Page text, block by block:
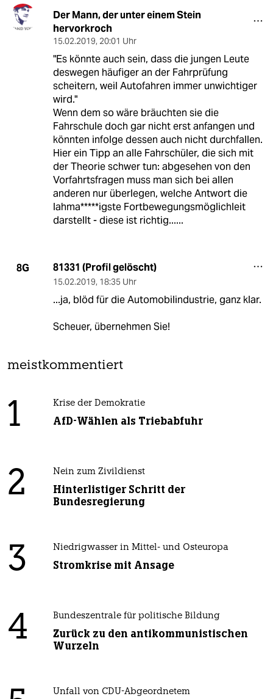
Der Mann, der unter einem Stein
hervorkroch
15.02.2019, 20:01 Uhr
"Es könnte auch sein, dass die jungen Leute
deswegen häufiger an der Fahrprüfung
scheitern, weil Autofahren immer unwichtiger
wird."
Wenn dem so wäre bräuchten sie die
Fahrschule doch gar nicht erst anfangen und
könnten infolge dessen auch nicht durchfallen.
Hier ein Tipp an alle Fahrschüler, die sich mit
der Theorie schwer tun: abgesehen von den
Vorfahrtsfragen muss man sich bei allen
anderen nur überlegen, welche Antwort die
lahma*****igste Fortbewegungsmöglichleit
darstellt - diese ist richtig......
8G 81331 (Profil gelöscht)
15.02.2019, 18:35 Uhr
...ja, blöd für die Automobilindustrie, ganz klar.
Scheuer, übernehmen Sie!
meistkommentiert
1 Krise der Demokratie
AfD-Wählen als Triebabfuhr
2 Nein zum Zivildienst
Hinterlistiger Schritt der
Bundesregierung
3 Niedrigwasser in Mittel- und Osteuropa
Stromkrise mit Ansage
4 Bundeszentrale für politische Bildung
Zurück zu den antikommunistischen
Wurzeln
Unfall von CDU-Abgeordnetem